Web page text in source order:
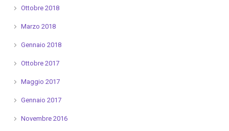
Ottobre 2018
Marzo 2018
Gennaio 2018
Ottobre 2017
Maggio 2017
Gennaio 2017
Novembre 2016